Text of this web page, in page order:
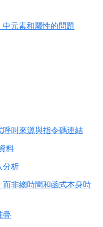
元素和屬性的問題
呼叫來源與指令碼連結
料
分析
非總時間和函式本身時
疊